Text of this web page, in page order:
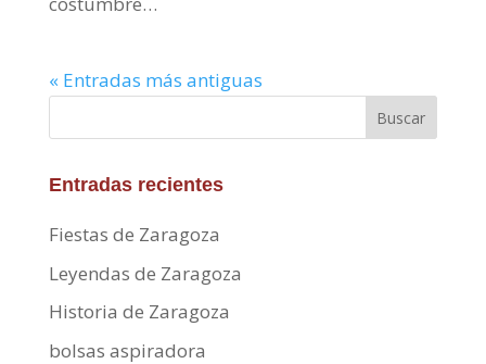
« Entradas más antiguas
Buscar
Entradas recientes
Fiestas de Zaragoza
Leyendas de Zaragoza
Historia de Zaragoza
bolsas aspiradora